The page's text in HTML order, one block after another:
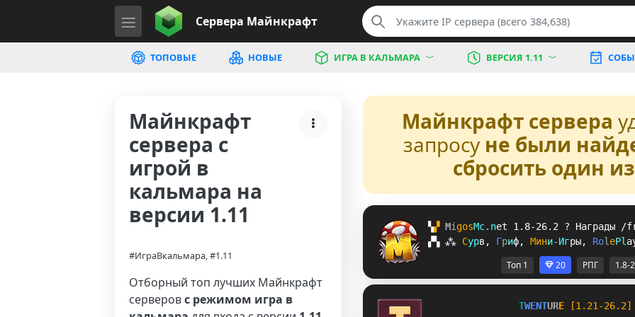
Сервера Майнкрафт
ТОПОВЫЕ НОВЫЕ ИГРА В КАЛЬМАРА ВЕРСИЯ 1.11
Майнкрафт
сервера с
игрой в
кальмара на
версии 1.11
#ИграВкальмара, #1.11
Отборный топ лучших Майнкрафт
серверовс режимом игра в
Майнкрафт сервера
запросу не были
сбросить один
▚▞ Mi gosMc. net 1.8-26.2 ? Награды /
▞▚ ⁂ Сурв , Гриф, Мини-Игры, Rol ePl a
Топ 1 20 РПГ 1.8-
TWENTURE
[1.21-26.2]